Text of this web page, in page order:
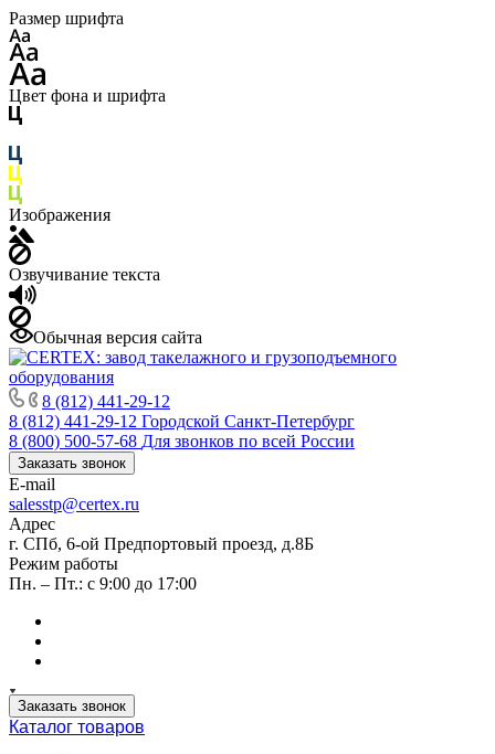
Размер шрифта
Цвет фона и шрифта
Изображения
Озвучивание текста
Обычная версия сайта
8 (812) 441-29-12
8 (812) 441-29-12 Городской Санкт-Петербург
8 (800) 500-57-68 Для звонков по всей России
Заказать звонок
E-mail
salesstp@certex.ru
Адрес
г. СПб, 6-ой Предпортовый проезд, д.8Б
Режим работы
Пн. – Пт.: с 9:00 до 17:00
Заказать звонок
Каталог товаров